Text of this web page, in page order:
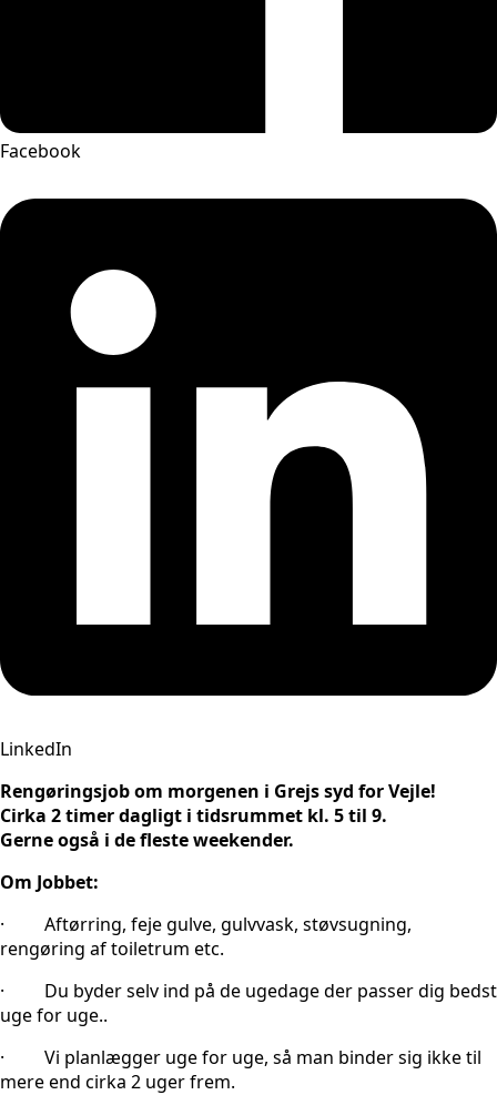
Facebook
LinkedIn
Rengøringsjob om morgenen i Grejs syd for Vejle!
Cirka 2 timer dagligt i tidsrummet kl. 5 til 9.
Gerne også i de fleste weekender.
Om Jobbet:
· Aftørring, feje gulve, gulvvask, støvsugning,
rengøring af toiletrum etc.
· Du byder selv ind på de ugedage der passer dig bedst
uge for uge..
· Vi planlægger uge for uge, så man binder sig ikke til
mere end cirka 2 uger frem.